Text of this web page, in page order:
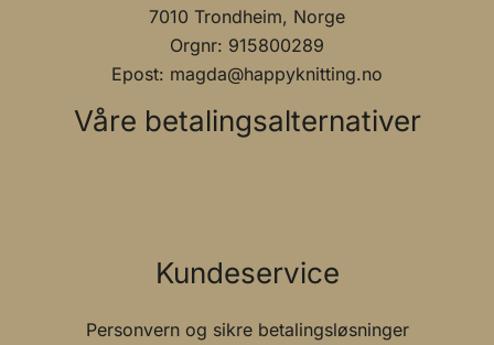
7010 Trondheim, Norge
Orgnr: 915800289
Epost: magda@happyknitting.no
Våre betalingsalternativer
Kundeservice
Personvern og sikre betalingsløsninger